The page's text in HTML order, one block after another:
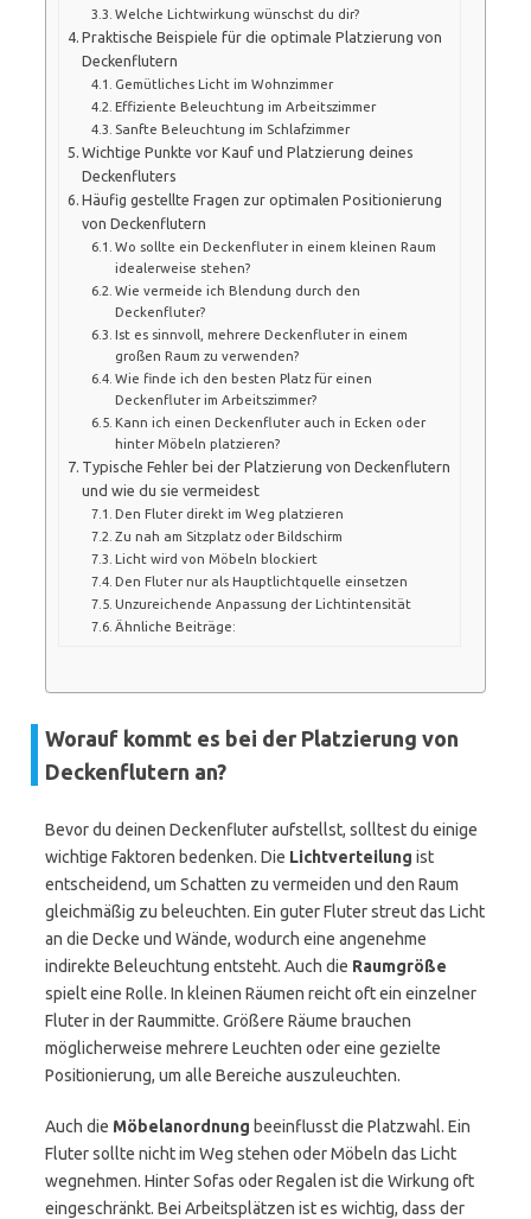
Welche Lichtwirkung wünschst du dir?
Praktische Beispiele für die optimale Platzierung von
Deckenflutern
Gemütliches Licht im Wohnzimmer
Effiziente Beleuchtung im Arbeitszimmer
Sanfte Beleuchtung im Schlafzimmer
Wichtige Punkte vor Kauf und Platzierung deines
Deckenfluters
Häufig gestellte Fragen zur optimalen Positionierung
von Deckenflutern
Wo sollte ein Deckenfluter in einem kleinen Raum
idealerweise stehen?
Wie vermeide ich Blendung durch den
Deckenfluter?
Ist es sinnvoll, mehrere Deckenfluter in einem
großen Raum zu verwenden?
Wie finde ich den besten Platz für einen
Deckenfluter im Arbeitszimmer?
Kann ich einen Deckenfluter auch in Ecken oder
hinter Möbeln platzieren?
Typische Fehler bei der Platzierung von Deckenflutern
und wie du sie vermeidest
Den Fluter direkt im Weg platzieren
Zu nah am Sitzplatz oder Bildschirm
Licht wird von Möbeln blockiert
Den Fluter nur als Hauptlichtquelle einsetzen
Unzureichende Anpassung der Lichtintensität
Ähnliche Beiträge:
Worauf kommt es bei der Platzierung von
Deckenflutern an?
Bevor du deinen Deckenfluter aufstellst, solltest du einige
wichtige Faktoren bedenken. Die Lichtverteilung ist
entscheidend, um Schatten zu vermeiden und den Raum
gleichmäßig zu beleuchten. Ein guter Fluter streut das Licht
an die Decke und Wände, wodurch eine angenehme
indirekte Beleuchtung entsteht. Auch die Raumgröße
spielt eine Rolle. In kleinen Räumen reicht oft ein einzelner
Fluter in der Raummitte. Größere Räume brauchen
möglicherweise mehrere Leuchten oder eine gezielte
Positionierung, um alle Bereiche auszuleuchten.
Auch die Möbelanordnung beeinflusst die Platzwahl. Ein
Fluter sollte nicht im Weg stehen oder Möbeln das Licht
wegnehmen. Hinter Sofas oder Regalen ist die Wirkung oft
eingeschränkt. Bei Arbeitsplätzen ist es wichtig, dass der